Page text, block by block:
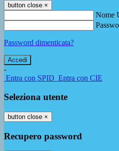
button close ×
Nome
Password dimenticata?
-
Entra con SPID Entra con CIE
Seleziona utente
button close ×
Recupero password